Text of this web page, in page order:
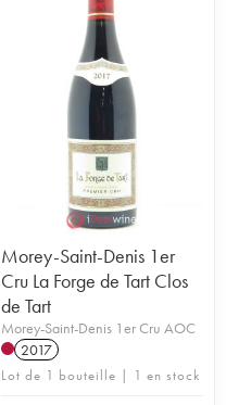
Morey-Saint-Denis 1er
Cru La Forge de Tart Clos
de Tart
Morey-Saint-Denis 1er Cru AOC
2017
Lot de 1 bouteille | 1 en stock